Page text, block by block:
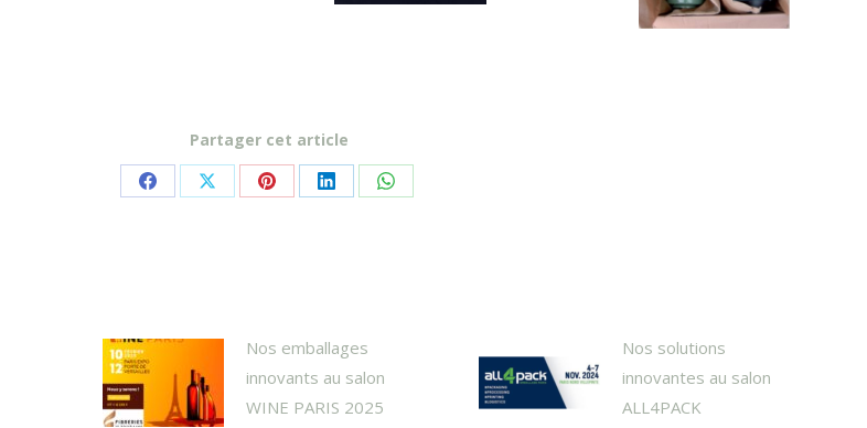
Partager cet article
Share Share Share Share Share
Nos emballages
innovants au salon
WINE PARIS 2025
Nos solutions
innovantes au salon
ALL4PACK